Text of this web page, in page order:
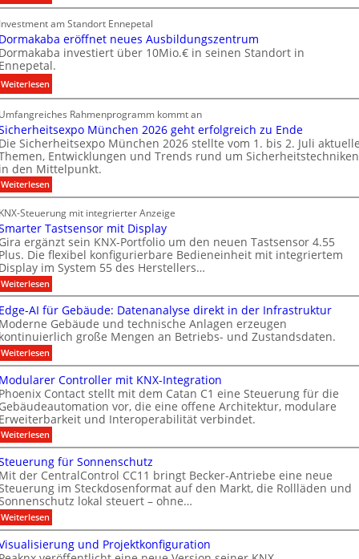
y
w
i
r
d
z
u
r
e
i
g
e
n
n
M
a
r
k
e
n
v
e
s
t
i
t
i
o
n
s
p
a
t
n
e
r
b
e
i
M
D
T
T
e
c
h
n
o
l
o
g
i
e
s
D
i
g
i
t
a
l
e
B
r
a
n
d
ü
h
e
s
t
e
r
k
e
n
u
n
g
m
i
t
A
n
s
a
u
am Standort Ennepetal
eröffnet neues Ausbildungszentrum
investiert über 10Mio.€ in seinen Standort in
Weiterlesen:
D
o
r
m
a
k
a
a
e
r
ö
f
n
e
t
n
u
e
s
A
u
s
b
i
l
d
u
n
Rahmenprogramm kommt an
München 2026 geht erfolgreich zu Ende
Sicherheitsexpo München 2026 stellte vom 1. bis 2. Juli
Entwicklungen und Trends rund um Sicherheitstechniken
den Mittelpunkt.
Weiterlesen:
S
c
h
e
r
h
e
i
t
s
e
x
p
o
M
n
c
h
e
n
2
2
6
g
e
h
t
e
r
f
Steuerung mit integrierter Anzeige
Tastsensor mit Display
ergänzt sein KNX-Portfolio um den neuen Tastsensor 4.55
Die flexibel konfigurierbare Bedieneinheit mit integriertem
im System 55 des Herstellers…
Weiterlesen:
S
m
a
r
t
r
a
s
t
s
e
n
s
o
r
m
i
t
D
i
s
p
AI für Gebäude: Datenanalyse direkt in der Infrastruktur
Gebäude und technische Anlagen erzeugen
große Mengen an Betriebs- und Zustandsdaten.
Weiterlesen:
E
g
e
-
A
I
f
r
G
e
b
ä
u
d
e
:
Controller mit KNX-Integration
Contact stellt mit dem Catan C1 eine Steuerung für die
vor, die eine offene Architektur, modulare
und Interoperabilität verbindet.
Weiterlesen:
M
d
u
l
a
r
e
r
C
für Sonnenschutz
der CentralControl CC11 bringt Becker-Antriebe eine neue
im Steckdosenformat auf den Markt, die Rollläden und
lokal steuert – ohne…
Weiterlesen:
S
e
und Projektkonfiguration